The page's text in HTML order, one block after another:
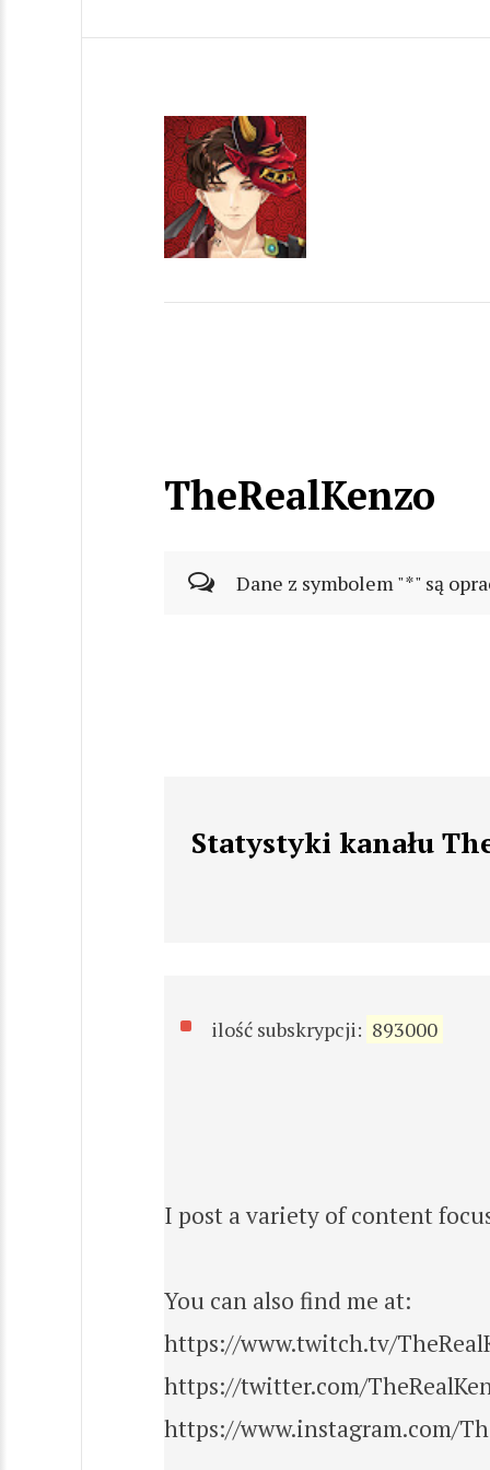
TheRealKenzo
Dane z symbolem "*" są
Statystyki kanału
ilość subskrypcji: 893000
I post a variety of content
You can also find me at:
https://www.twitch.tv/
https://twitter.com/
https://www.instagram.com/